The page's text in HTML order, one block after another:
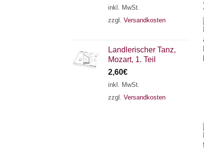
inkl. MwSt.
zzgl. Versandkosten
Landlerischer Tanz,
Mozart, 1. Teil
2,60€
inkl. MwSt.
zzgl. Versandkosten